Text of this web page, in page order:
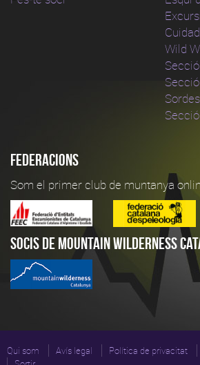
Wild
Sordes
Federacions
Som el primer club de muntanya
Socis de Mountain Wilderness
Qui som Avís legal Política de privacitat